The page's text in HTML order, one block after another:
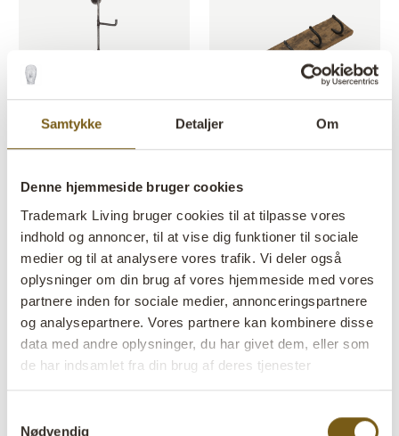
Samtykke Detaljer Om
Denne hjemmeside bruger cookies
Trademark Living bruger cookies til at tilpasse vores
indhold og annoncer, til at vise dig funktioner til sociale
medier og til at analysere vores trafik. Vi deler også
oplysninger om din brug af vores hjemmeside med vores
partnere inden for sociale medier, annonceringspartnere
og analysepartnere. Vores partnere kan kombinere disse
data med andre oplysninger, du har givet dem, eller som
de har indsamlet fra din brug af deres tjenester
Nødvendig
Isabella knagerække med tre
VARENR: M15156
Pjerrot knagerække med 4
VARENR: D1535
Pjerrot knagerække med 3
Pjerrot knagerække med 2